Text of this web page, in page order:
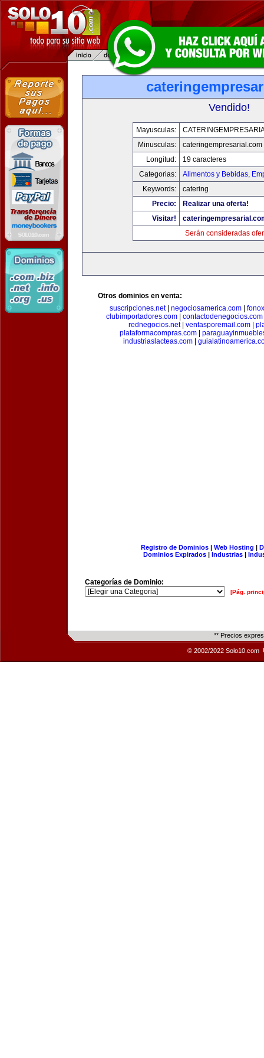
Vendido!
Mayusculas:
Minusculas:
cateringempresarial.com
Longitud:
19 caracteres
Categorias:
Alimentos y Bebidas,
Keywords:
catering
Precio:
Realizar una oferta!
Visitar!
Serán consideradas
Otros dominios en venta:
suscripciones.net| negociosamerica.com|
clubimportadores.com
contactodenegocios.com
rednegocios.net| ventasporemail.com
plataformacompras.com
industriaslacteas.com
Registro de Dominios| Web Hosting |
Dominios Expirados | Industrias |
Categorías de Dominio:
[Pág.
** Precios
© 2002/2022 Solo10.com